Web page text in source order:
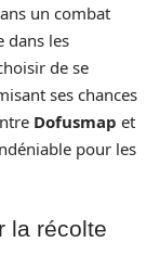
un combat
dans les
de se
ses chances
Dofusmap et
pour les
la récolte